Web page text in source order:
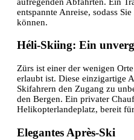
entspannte Anreise, sodass
können.
Héli-Skiing: Ein
Zürs ist einer der wenigen
erlaubt ist. Diese einzigartige
Skifahrern den Zugang zu
den Bergen. Ein privater
Helikopterlandeplatz, bereit
Elegantes Après-Ski